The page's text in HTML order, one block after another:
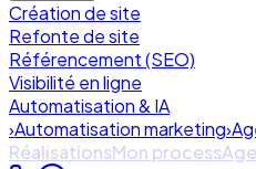
Création de site
Refonte de site
Référencement (SEO)
Visibilité en ligne
Automatisation & IA
›Automatisation marketing›
RéalisationsMon process